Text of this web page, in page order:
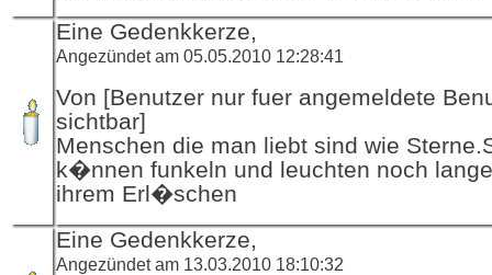
Eine Gedenkkerze,
Angezündet am 05.05.2010 12:28:41
Von [Benutzer nur fuer angemeldete
sichtbar]
Menschen die man liebt sind wie
k�nnen funkeln und leuchten noch
ihrem Erl�schen
Eine Gedenkkerze,
Angezündet am 13.03.2010 18:10:32